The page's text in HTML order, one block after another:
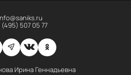
(495) 507 05 77
Ирина Геннадьевна